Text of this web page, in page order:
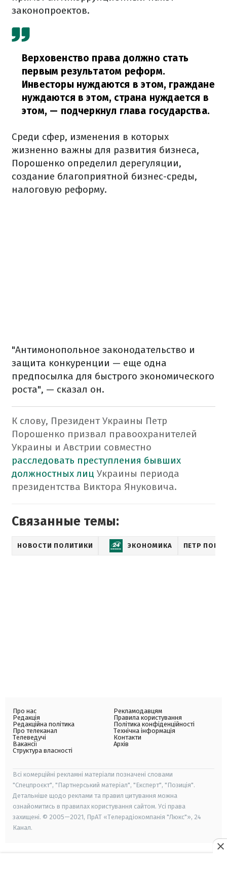
законопроектов.
Верховенство права должно стать
первым результатом реформ.
Инвесторы нуждаются в этом, граждане
нуждаются в этом, страна нуждается в
этом, — подчеркнул глава государства.
Среди сфер, изменения в которых
жизненно важны для развития бизнеса,
Порошенко определил дерегуляции,
создание благоприятной бизнес-среды,
налоговую реформу.
"Антимонопольное законодательство и
защита конкуренции — еще одна
предпосылка для быстрого экономического
роста", — сказал он.
К слову, Президент Украины Петр
Порошенко призвал правоохранителей
Украины и Австрии совместно
расследовать преступления бывших
должностных лиц Украины периода
президентства Виктора Януковича.
Связанные темы:
НОВОСТИ ПОЛИТИКИ ЭКОНОМИКА ПЕТР
Про нас
Редакція
Редакційна політика
Про телеканал
Телеведучі
Вакансії
Структура власності
Рекламодавцям
Правила користування
Політика конфіденційності
Технічна інформація
Контакти
Архів
Всі комерційні рекламні матеріали позначені словами
"Спецпроєкт", "Партнерський матеріал", "Експерт", "Позиція".
Детальніше щодо реклами та правил цитування можна
ознайомитись в правилах користування сайтом. Усі права
захищені. © 2005—2021, ПрАТ «Телерадіокомпанія "Люкс"», 24
Канал.